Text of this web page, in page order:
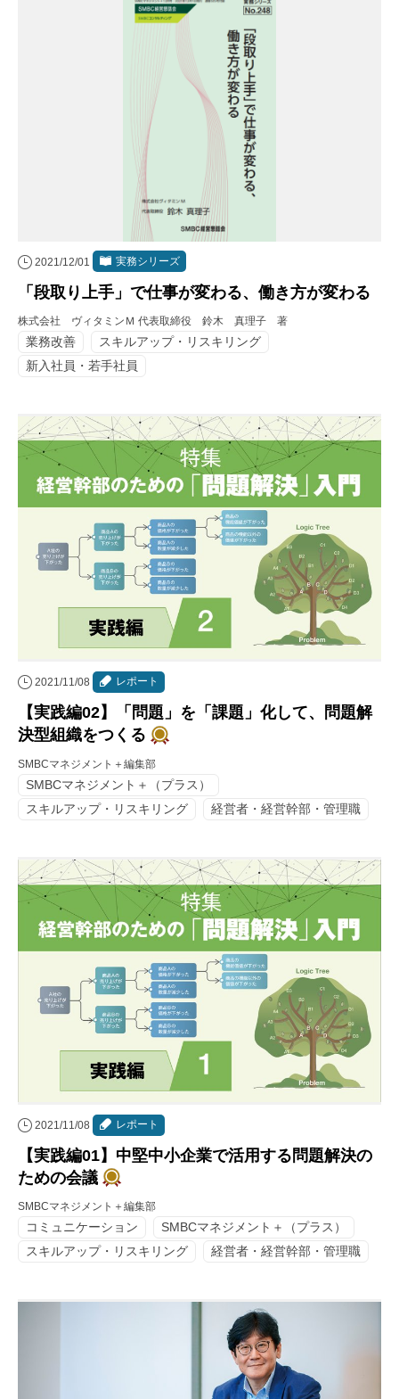
2021/12/01 実務シリーズ
「段取り上手」で仕事が変わる、働き方が変わる
株式会社 ヴィタミンＭ 代表取締役 鈴木 真理子 著
業務改善
スキルアップ・リスキリング
新入社員・若手社員
2021/11/08 レポート
【実践編02】「問題」を「課題」化して、問題解
決型組織をつくる
SMBCマネジメント＋編集部
SMBCマネジメント＋（プラス）
スキルアップ・リスキリング
経営者・経営幹部・管理職
2021/11/08 レポート
【実践編01】中堅中小企業で活用する問題解決の
ための会議
SMBCマネジメント＋編集部
コミュニケーション
SMBCマネジメント＋（プラス）
スキルアップ・リスキリング
経営者・経営幹部・管理職